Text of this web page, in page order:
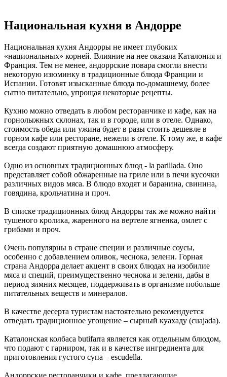
Национальная кухня в Андорре
Национальная кухня Андорры не имеет глубоких
«национальных» корней. Влияние на нее оказала Каталония и
Франция. Тем не менее, андоррские повара смогли внести
некоторую изюминку в традиционные блюда Франции и
Испании. Готовят изысканные блюда по-домашнему, более
сытно питательно, упрощая некоторые рецепты.
Кухню можно отведать в любом ресторанчике и кафе, как на
горнолыжных склонах, так и в городе, или в отеле. Однако,
стоимость обеда или ужина будет в разы стоить дешевле в
горном кафе или ресторане, нежели в отеле. К тому же, в кафе
всегда создают приятную домашнюю атмосферу.
Одно из основных традиционных блюд - lа рarillаdа. Оно
представляет собой обжаренные на гриле или в печи кусочки
различных видов мяса. В блюдо входят и баранина, свинина,
говядина, крольчатина и проч.
В списке традиционных блюд Андорры так же можно найти
тушеного кролика, жаренного на вертеле ягненка, омлет с
грибами и проч.
Очень популярны в стране специи и различные соусы,
особенно с добавлением оливок, чеснока, зелени. Горная
страна Андорра делает акцент в своих блюдах на изобилие
мяса и специй, преимущественно чеснока и зелени, дабы в
период зимних месяцев, поддерживать в организме побольше
питательных веществ и минералов.
В качестве десерта туристам настоятельно рекомендуется
отведать традиционное угощение – сырный куахаду (cuajada).
Каталонская колбаса butifarra является как отдельным блюдом,
что подают с гарниром, так и в качестве ингредиента для
приготовления густого супа – escudella.
Андоррские ресторанчики и кафе, предлагающие